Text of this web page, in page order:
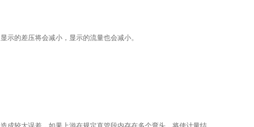
的差压将会减小，显示的流量也会减小。